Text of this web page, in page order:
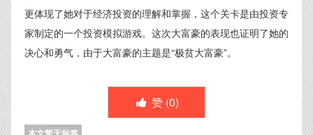
更体现了她对于经济投资的理解和掌握，这个关卡是由投资专
家制定的一个投资模拟游戏。这次大富豪的表现也证明了她的
决心和勇气，由于大富豪的主题是“极贫大富豪”。
赞 (0)